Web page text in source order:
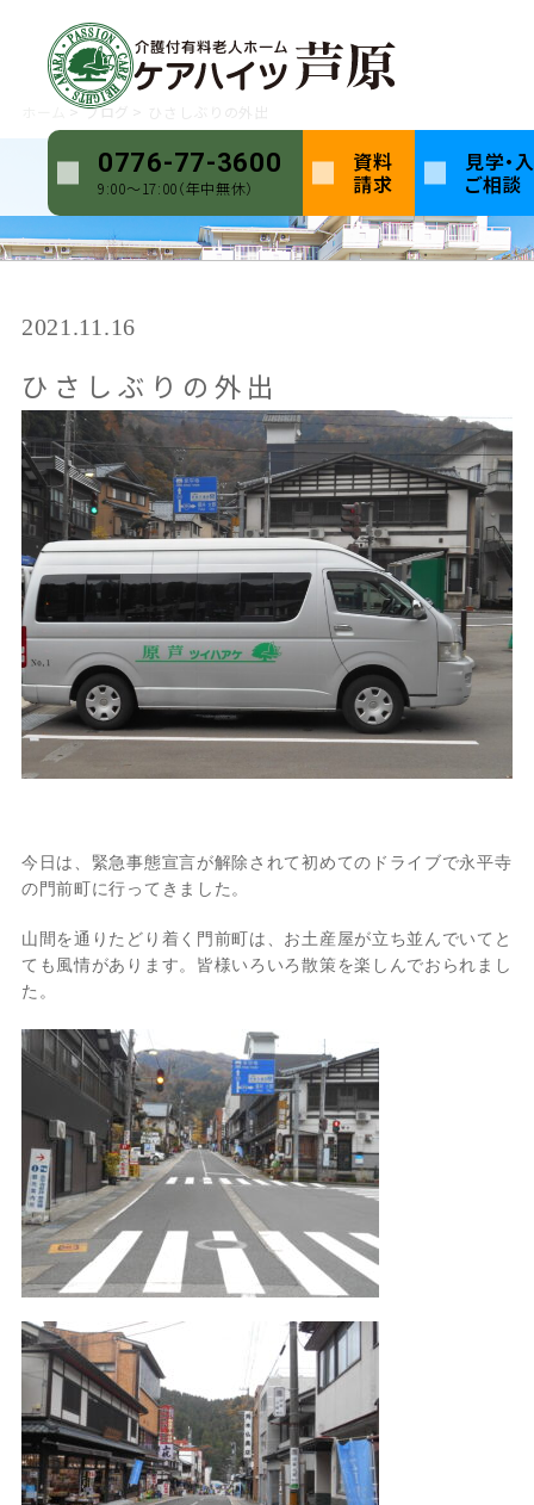
0776-77-3600
9:00〜17:00（年中無休）
資料
請求
見学・
ご相談
ブログ
2021.11.16
ひさしぶりの外出
今日は、緊急事態宣言が解除されて初めてのドライブで永平寺
の門前町に行ってきました。
山間を通りたどり着く門前町は、お土産屋が立ち並んでいてと
ても風情があります。皆様いろいろ散策を楽しんでおられまし
た。